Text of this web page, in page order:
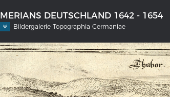
MERIANS DEUTSCHLAND 1642 - 1654
Bildergalerie Topographia Germaniae